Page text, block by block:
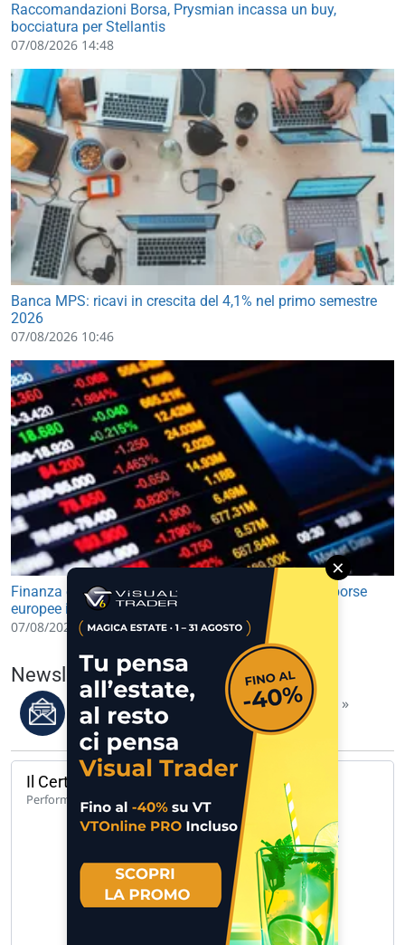
Raccomandazioni Borsa, Prysmian incassa un buy,
bocciatura per Stellantis
07/08/2026 14:48
Banca MPS: ricavi in crescita del 4,1% nel primo semestre
2026
07/08/2026 10:46
Finanza e Mercati: future USA in lieve rialzo, avvio borse
europee in leggero progresso
07/08/2026 09:30
Newsletter del 07/08/2026
Leggi i migliori articoli della settimana »
Il Certificato del giorno
Performance 1 anno 140,65%
UCH CW CALL UNICREDIT 62 A 171… »
×